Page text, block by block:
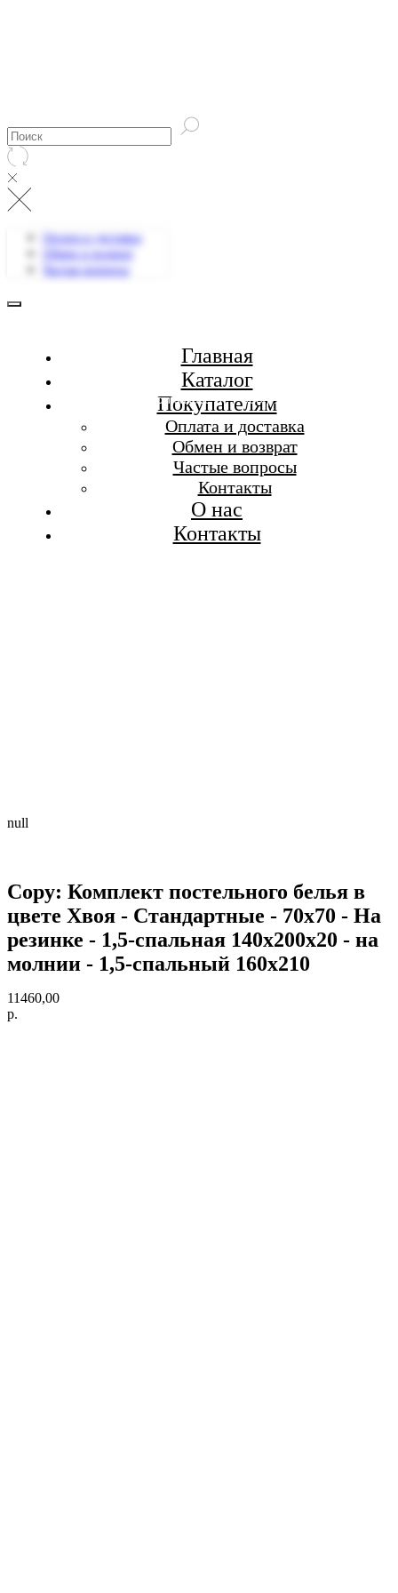
Бесплатная доставка при заказе от 7 000 р.
null
Оплата и доставка
Обмен и возврат
Частые вопросы
Главная
Каталог
Покупателям
Оплата и доставка
Обмен и возврат
Частые вопросы
Контакты
О нас
Контакты
Copy: Комплект постельного белья в
цвете Хвоя - Стандартные - 70х70 - На
резинке - 1,5-спальная 140х200х20 - на
молнии - 1,5-спальный 160х210
11460,00
р.